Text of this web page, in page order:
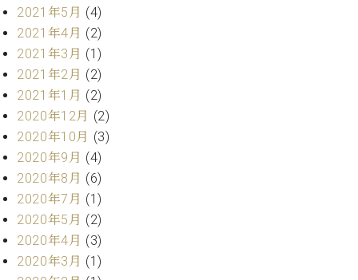
ー
ビ
ス
調
律
)
ア
フ
ー
サ
ー
ビ
ス
2021年5月 (4)
2021年4月 (2)
2021年3月 (1)
2021年2月 (2)
2021年1月 (2)
2020年12月 (2)
2020年10月 (3)
2020年9月 (4)
2020年8月 (6)
2020年7月 (1)
2020年5月 (2)
2020年4月 (3)
2020年3月 (1)